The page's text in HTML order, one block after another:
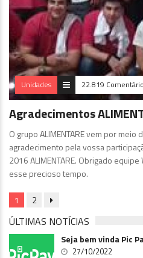
Unidades 22.819
Agradecimentos
O grupo ALIMENTARE vem por
agradecimento pela vossa
2016 ALIMENTARE. Obrigado
esse precioso tempo.
1 2
ÚLTIMAS NOTÍCIAS
Seja bem vinda Pic
27/10/2022